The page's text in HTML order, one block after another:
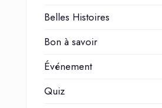
Belles Histoires
Bon à savoir
Événement
Quiz